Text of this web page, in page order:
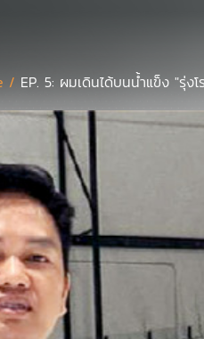
/ EP. 5: ผมเดินได้บนน้ำแข็ง "รุ่ง